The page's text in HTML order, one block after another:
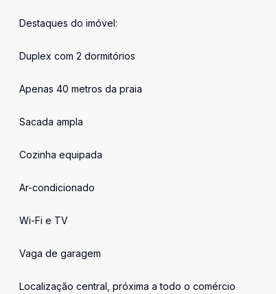
Destaques do imóvel:
Duplex com 2 dormitórios
Apenas 40 metros da praia
Sacada ampla
Cozinha equipada
Ar-condicionado
Wi-Fi e TV
Vaga de garagem
Localização central, próxima a todo o comércio